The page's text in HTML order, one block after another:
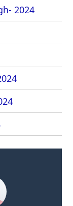
2024